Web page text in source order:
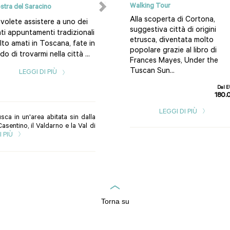
del Saracino
assistere a uno dei
appuntamenti tradizionali
amati in Toscana, fate in
di trovarmi nella città ...
LEGGI DI PIÙ
In Tour per la Toscana Photo
Credits: Castello Banfi,
Montalcino Quando mi trovo
all’estero, nomino spesso la
Tosca...
in un'area abitata sin dalla
il Valdarno e la Val di
PIÙ
Walking Tour
Alla scoperta di Cortona,
suggestiva città di origini
etrusca, diventata molto
popolare grazie al libro di
Frances Mayes, Under the
Tuscan Sun...
Dal
LEGGI DI PIÙ
Torna su